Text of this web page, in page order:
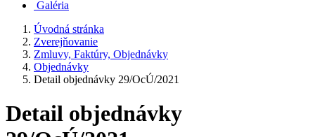
Galéria
Úvodná stránka
Zverejňovanie
Zmluvy, Faktúry, Objednávky
Objednávky
Detail objednávky 29/OcÚ/2021
Detail objednávky